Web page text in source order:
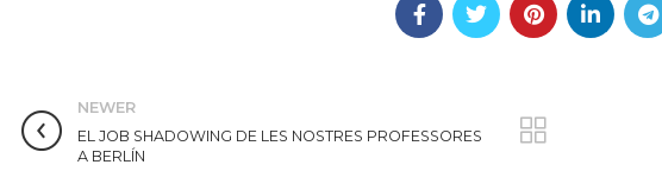
NEWER
EL JOB SHADOWING DE LES NOSTRES PROFESSORES
A BERLÍN